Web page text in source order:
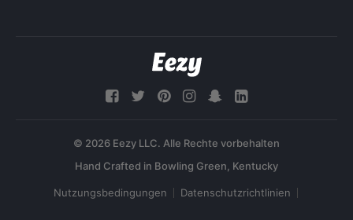
© 2026 Eezy LLC. Alle Rechte vorbehalten
Nutzungsbedingungen Datenschutzrichtlinien